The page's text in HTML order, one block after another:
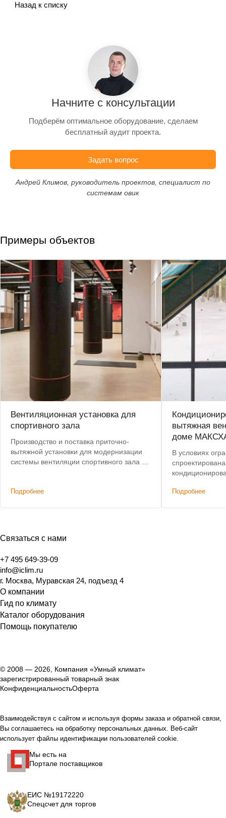
Назад к списку
Начните с консультации
Подберём оптимальное оборудование, сделаем
бесплатный аудит проекта.
Задать вопрос
Андрей Климов, руководитель проектов, специалист по
системам овик
Примеры объектов
Вентиляционная установка для
спортивного зала
Производство и поставка приточно-
вытяжной установки для модернизации
системы вентиляции спортивного зала в
Подробнее
вытяжная
доме
В условиях
Подробнее
Связаться с нами
+7 495 649-39-09
info@iclim.ru
г. Москва, Муравская 24, подъезд 4
О компании
Гид по климату
Каталог оборудования
Помощь покупателю
© 2008 — 2026, Компания «Умный климат»
зарегистрированный товарный знак
КонфиденциальностьОферта
Взаимодействуя с сайтом и используя формы заказа и обратной связи,
Вы соглашаетесь на обработку персональных данных. Веб-сайт
использует файлы идентификации пользователей cookie.
Мы есть на
Портале поставщиков
ЕИС №19172220
Спецсчет для торгов